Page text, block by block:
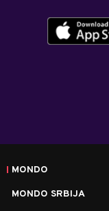
MONDO
MONDO SRBIJA